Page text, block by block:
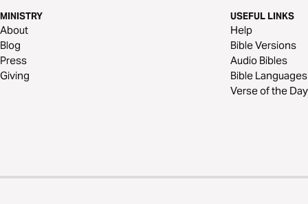
MINISTRY
About
Blog
Press
Giving
USEFUL LINKS
Help
Bible Versions
Audio Bibles
Bible Languages
Verse of the Day